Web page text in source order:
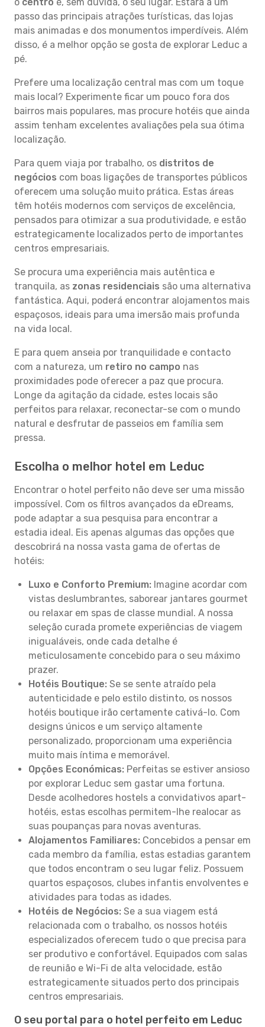
passo das principais atrações turísticas, das lojas
mais animadas e dos monumentos imperdíveis. Além
disso, é a melhor opção se gosta de explorar Leduc a
pé.
Prefere uma localização central mas com um toque
mais local? Experimente ficar um pouco fora dos
bairros mais populares, mas procure hotéis que ainda
assim tenham excelentes avaliações pela sua ótima
localização.
Para quem viaja por trabalho, os distritos de
negócios com boas ligações de transportes públicos
oferecem uma solução muito prática. Estas áreas
têm hotéis modernos com serviços de excelência,
pensados para otimizar a sua produtividade, e estão
estrategicamente localizados perto de importantes
centros empresariais.
Se procura uma experiência mais autêntica e
tranquila, as zonas residenciais são uma alternativa
fantástica. Aqui, poderá encontrar alojamentos mais
espaçosos, ideais para uma imersão mais profunda
na vida local.
E para quem anseia por tranquilidade e contacto
com a natureza, um retiro no campo nas
proximidades pode oferecer a paz que procura.
Longe da agitação da cidade, estes locais são
perfeitos para relaxar, reconectar-se com o mundo
natural e desfrutar de passeios em família sem
pressa.
Escolha o melhor hotel em Leduc
Encontrar o hotel perfeito não deve ser uma missão
impossível. Com os filtros avançados da eDreams,
pode adaptar a sua pesquisa para encontrar a
estadia ideal. Eis apenas algumas das opções que
descobrirá na nossa vasta gama de ofertas de
hotéis:
Luxo e Conforto Premium: Imagine acordar com
vistas deslumbrantes, saborear jantares gourmet
ou relaxar em spas de classe mundial. A nossa
seleção curada promete experiências de viagem
inigualáveis, onde cada detalhe é
meticulosamente concebido para o seu máximo
prazer.
Hotéis Boutique: Se se sente atraído pela
autenticidade e pelo estilo distinto, os nossos
hotéis boutique irão certamente cativá-lo. Com
designs únicos e um serviço altamente
personalizado, proporcionam uma experiência
muito mais íntima e memorável.
Opções Económicas: Perfeitas se estiver ansioso
por explorar Leduc sem gastar uma fortuna.
Desde acolhedores hostels a convidativos apart-
hotéis, estas escolhas permitem-lhe realocar as
suas poupanças para novas aventuras.
Alojamentos Familiares: Concebidos a pensar em
cada membro da família, estas estadias garantem
que todos encontram o seu lugar feliz. Possuem
quartos espaçosos, clubes infantis envolventes e
atividades para todas as idades.
Hotéis de Negócios: Se a sua viagem está
relacionada com o trabalho, os nossos hotéis
especializados oferecem tudo o que precisa para
ser produtivo e confortável. Equipados com salas
de reunião e Wi-Fi de alta velocidade, estão
estrategicamente situados perto dos principais
centros empresariais.
O seu portal para o hotel perfeito em Leduc